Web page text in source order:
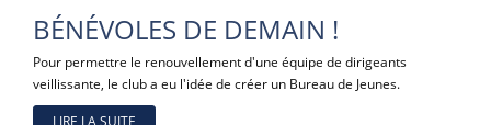
BÉNÉVOLES DE DEMAIN !
Pour permettre le renouvellement d'une équipe de dirigeants
veillissante, le club a eu l'idée de créer un Bureau de Jeunes.
LIRE LA SUITE